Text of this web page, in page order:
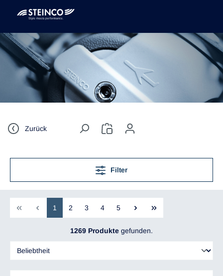
Zurück
Filter
1 2 3 4 5
1269 Produkte gefunden.